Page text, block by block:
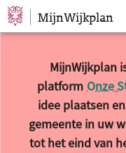
Sla navigatie over
MijnWijkplan
MijnWijkplan
platform Onze
idee plaatsen
gemeente in uw
tot het eind van